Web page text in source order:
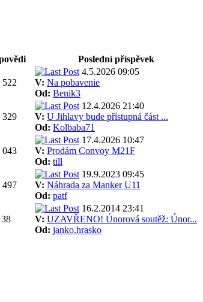
Poslední příspěvek
522
4.5.2026 09:05
V: Na pobavenie
Od: Benik3
329
12.4.2026 21:40
V: U Jihlavy bude přístupná část ...
Od: Kolbaba71
043
17.4.2026 10:47
V: Prodám Convoy M21F
Od: till
497
19.9.2023 09:45
V: Náhrada za Manker U11
Od: patf
38
16.2.2014 23:41
V: UZAVŘENO! Únorová soutěž: Únor...
Od: janko.hrasko